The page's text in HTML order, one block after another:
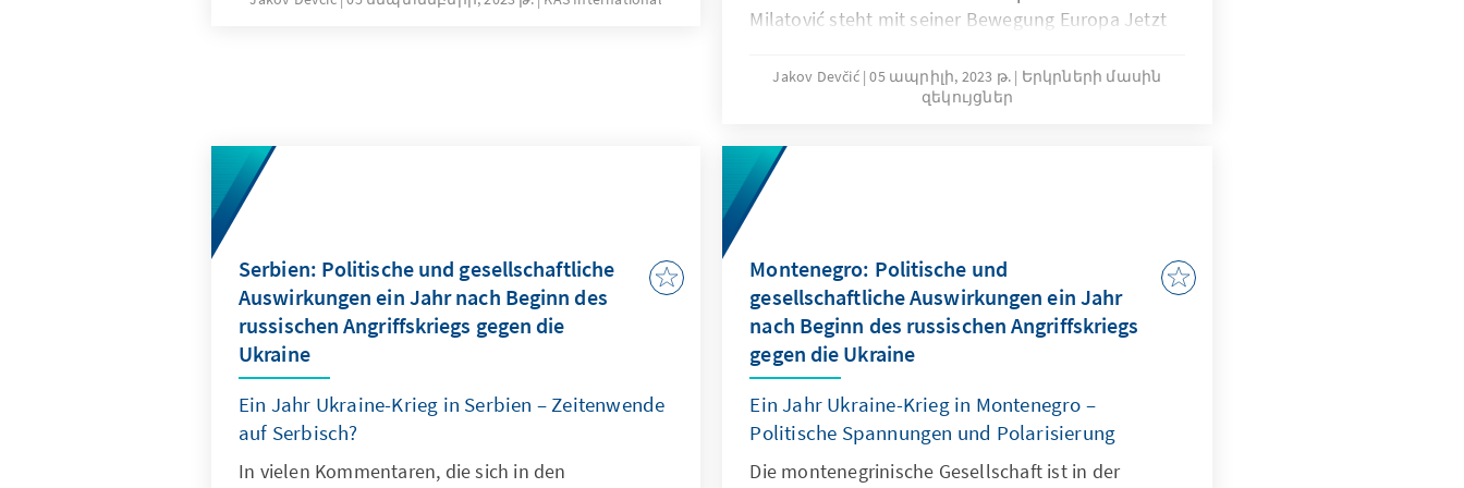
Milatović steht mit seiner Bewegung Europa Jetzt
im In- und Ausland sind groß.
Jakov Devčić 05 ապրիլի, 2023 թ.
Երկրների մասին
զեկույցներ
Serbien: Politische und gesellschaftliche
Auswirkungen ein Jahr nach Beginn des
russischen Angriffskriegs gegen die
Ukraine
Ein Jahr Ukraine-Krieg in Serbien – Zeitenwende
auf Serbisch?
In vielen Kommentaren, die sich in den
Montenegro: Politische und
gesellschaftliche Auswirkungen ein Jahr
nach Beginn des russischen Angriffskriegs
gegen die Ukraine
Ein Jahr Ukraine-Krieg in Montenegro –
Politische Spannungen und Polarisierung
Die montenegrinische Gesellschaft ist in der